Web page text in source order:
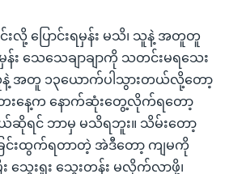
လို့ ပြောင်းရမှန်း မသိ၊ သူနဲ့ အတူတူ
း သေသေချာချာကို သတင်းမရသေး
နဲ့ အတူ ၁၃ယောက်ပါသွားတယ်လို့တော့
ေးနေ့က နောက်ဆုံးတွေ့လိုက်ရတော့
ယ်ဆိုရင် ဘာမှ မသိရဘူး။ သိမ်းတော့
ြင်းထွက်ရတာတဲ့ အဲဒီတော့ ကျမကို
သွေးရူး သွေးတန်း မလိုက်လာဖို့၊